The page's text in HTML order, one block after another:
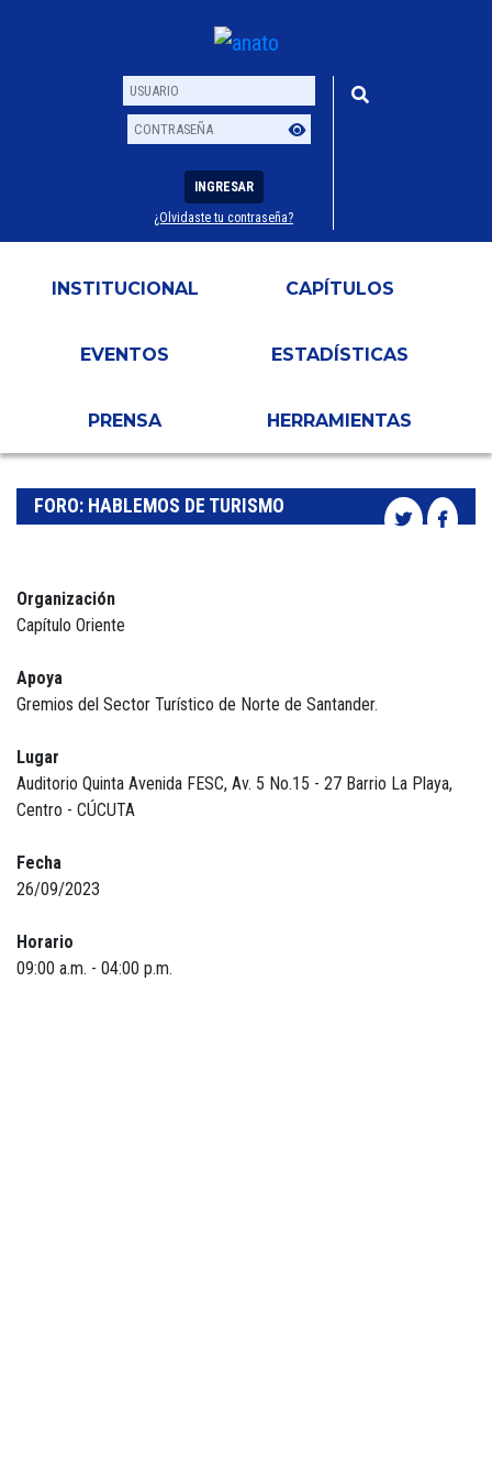
Usuario
Contraseña
INGRESAR
¿Olvidaste tu contraseña?
INSTITUCIONAL CAPÍTULOS
EVENTOS ESTADÍSTICAS
PRENSA HERRAMIENTAS
FORO: HABLEMOS DE TURISMO
Organización
Capítulo Oriente
Apoya
Gremios del Sector Turístico de Norte de Santander.
Lugar
Auditorio Quinta Avenida FESC, Av. 5 No.15 - 27 Barrio La Playa,
Centro - CÚCUTA
Fecha
26/09/2023
Horario
09:00 a.m. - 04:00 p.m.